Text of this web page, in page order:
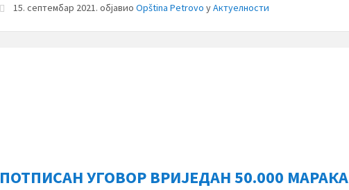
15. септембар 2021.објавиоOpština Petrovo уАктуелности
ПОТПИСАН УГОВОР ВРИЈЕДАН 50.000 МАРАКА